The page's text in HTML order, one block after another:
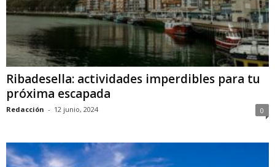
Ribadesella: actividades imperdibles para tu
próxima escapada
Redacción - 12 junio, 2024 0